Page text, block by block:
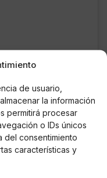
de usuario,
la información
permitirá procesar
o IDs únicos
del consentimiento
características y